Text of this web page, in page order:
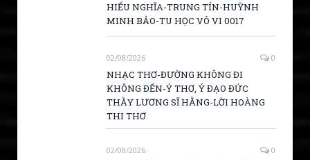
HIẾU NGHĨA-TRUNG TÍN-HUỲNH
MINH BẢO-TU HỌC VÔ VI 0017
02/08/2026 0
NHẠC THƠ-ĐƯỜNG KHÔNG ĐI
KHÔNG ĐẾN-Ý THƠ, Ý ĐẠO ĐỨC
THẦY LƯƠNG SĨ HẰNG-LỜI HOÀNG
THI THƠ
02/08/2026 0